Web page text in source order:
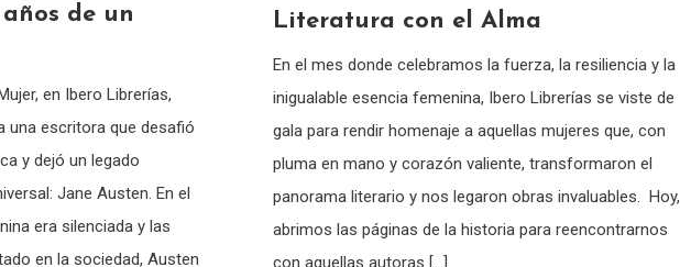
de un
en Ibero Librerías,
una escritora que desafió
y dejó un legado
Jane Austen. En el
era silenciada y las
en la sociedad, Austen
Literatura con el Alma
En el mes donde celebramos la fuerza, la resiliencia y la
inigualable esencia femenina, Ibero Librerías se viste de
gala para rendir homenaje a aquellas mujeres que, con
pluma en mano y corazón valiente, transformaron el
panorama literario y nos legaron obras invaluables. Hoy,
abrimos las páginas de la historia para reencontrarnos
con aquellas autoras […]